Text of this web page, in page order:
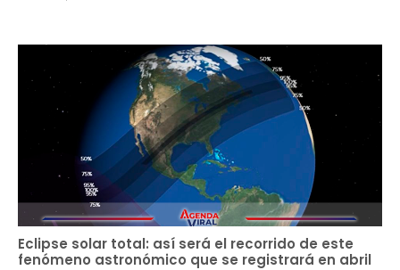
Eclipse solar total: así será el recorrido de este
fenómeno astronómico que se registrará en abril